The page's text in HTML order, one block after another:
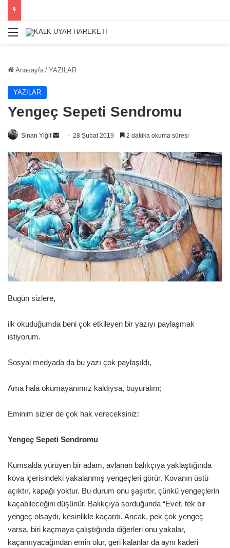
Menü
Anasayfa / YAZILAR
YAZILAR
Yengeç Sepeti Sendromu
Sinan Yiğit
Bir
posta
göndermek
28 Şubat 2019 2 dakika okuma süresi
Bugün sizlere,
ilk okuduğumda beni çok etkileyen bir yazıyı paylaşmak
istiyorum.
Sosyal medyada da bu yazı çok paylaşıldı,
Ama hala okumayanımız kaldıysa, buyuralım;
Eminim sizler de çok hak vereceksiniz:
Yengeç Sepeti Sendromu
Kumsalda yürüyen bir adam, avlanan balıkçıya yaklaştığında
kova içerisindeki yakalanmış yengeçleri görür. Kovanın üstü
açıktır, kapağı yoktur. Bu durum onu şaşırtır, çünkü yengeçlerin
kaçabileceğini düşünür. Balıkçıya sorduğunda “Evet, tek bir
yengeç olsaydı, kesinlikle kaçardı. Ancak, pek çok yengeç
varsa, biri kaçmaya çalıştığında diğerleri onu yakalar,
kaçamıyacağından emin olur, geri kalanlar da aynı kaderi